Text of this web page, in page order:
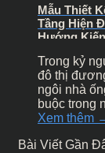
Mẫu Thiết
Tầng Hiện
Hướng
Trong kỷ
đô thị
ngôi nhà
buộc trong
Xem thêm
Bài Viết Gần